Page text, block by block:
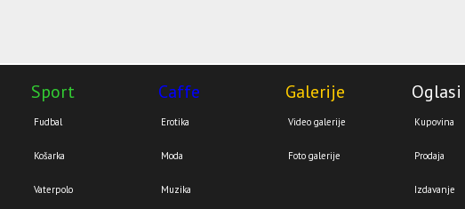
Sport
Fudbal
Košarka
Vaterpolo
Caffe
Erotika
Moda
Muzika
Galerije
Video galerije
Foto galerije
Oglasi
Kupovina
Prodaja
Izdavanje